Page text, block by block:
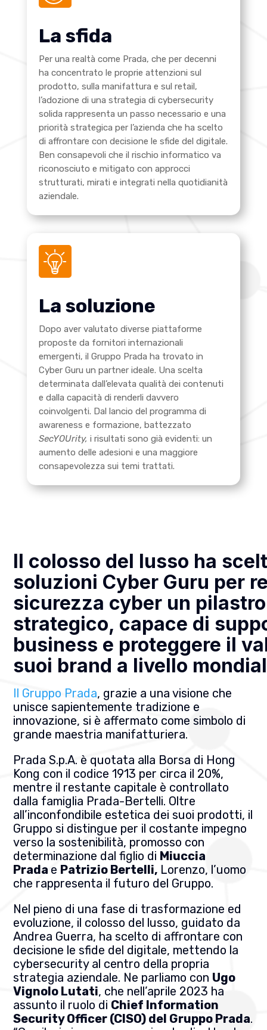
La sfida
Per una realtà come Prada, che per decenni
ha concentrato le proprie attenzioni sul
prodotto, sulla manifattura e sul retail,
l’adozione di una strategia di cybersecurity
solida rappresenta un passo necessario e una
priorità strategica per l’azienda che ha scelto
di affrontare con decisione le sfide del digitale.
Ben consapevoli che il rischio informatico va
riconosciuto e mitigato con approcci
strutturati, mirati e integrati nella quotidianità
aziendale.
La soluzione
Dopo aver valutato diverse piattaforme
proposte da fornitori internazionali
emergenti, il Gruppo Prada ha trovato in
Cyber Guru un partner ideale. Una scelta
determinata dall’elevata qualità dei contenuti
e dalla capacità di renderli davvero
coinvolgenti. Dal lancio del programma di
awareness e formazione, battezzato
SecYOUrity, i risultati sono già evidenti: un
aumento delle adesioni e una maggiore
consapevolezza sui temi trattati.
Il colosso del lusso ha
soluzioni Cyber Guru per
sicurezza cyber un pilastro
strategico, capace di
business e proteggere il
suoi brand a livello
Il Gruppo Prada, grazie a una visione che
unisce sapientemente tradizione e
innovazione, si è affermato come simbolo di
grande maestria manifatturiera.
Prada S.p.A. è quotata alla Borsa di Hong
Kong con il codice 1913 per circa il 20%,
mentre il restante capitale è controllato
dalla famiglia Prada-Bertelli. Oltre
all’inconfondibile estetica dei suoi prodotti, il
Gruppo si distingue per il costante impegno
verso la sostenibilità, promosso con
determinazione dal figlio di Miuccia
Prada e Patrizio Bertelli, Lorenzo, l’uomo
che rappresenta il futuro del Gruppo.
Nel pieno di una fase di trasformazione ed
evoluzione, il colosso del lusso, guidato da
Andrea Guerra, ha scelto di affrontare con
decisione le sfide del digitale, mettendo la
cybersecurity al centro della propria
strategia aziendale. Ne parliamo con Ugo
Vignolo Lutati, che nell’aprile 2023 ha
assunto il ruolo di Chief Information
Security Officer (CISO) del Gruppo Prada.